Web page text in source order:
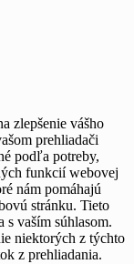
zlepšenie vášho
prehliadači
podľa potreby,
funkcií webovej
nám pomáhajú
stránku. Tieto
s vaším súhlasom.
niektorých z týchto
z prehliadania.